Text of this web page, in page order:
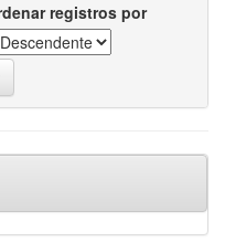
registros por